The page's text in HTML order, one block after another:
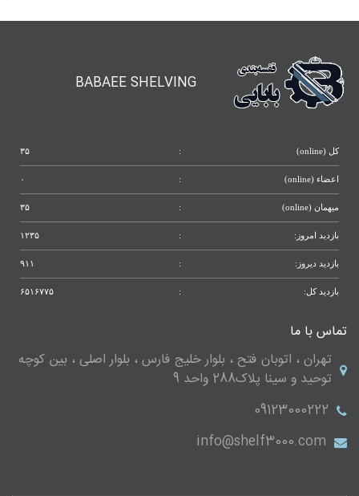
BABAEE SHELVING
کل (online) : ۳۵
اعضاء (online) : ۰
میهمان (online) : ۳۵
بازدید امروز: : ۱۲۳۵
بازدید دیروز: : ۹۱۱
بازدید کل: : ۶۵۱۶۷۷۵
تماس با ما
تهران ، اتوبان فتح ، بلوار خلیج فارس ، بلوار اصلی ، بین کوچه
توحید و سینا پلاک288 واحد 9
09123000222
info@shelf3000.com